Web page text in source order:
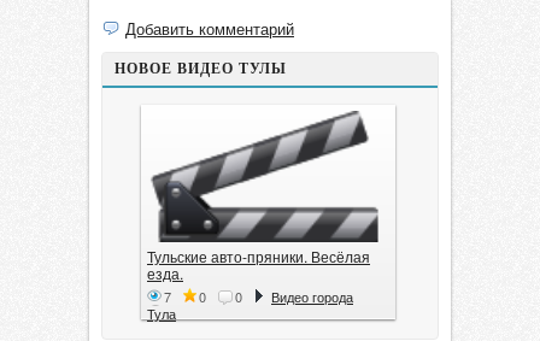
Добавить комментарий
НОВОЕ ВИДЕО ТУЛЫ
Тульские авто-пряники. Весёлая
езда.
7 0 0
Видео города
Тула